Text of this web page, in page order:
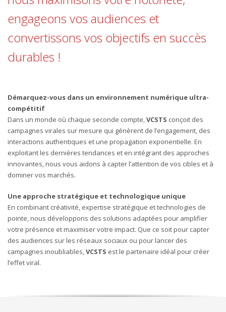
engageons vos audiences et
convertissons vos objectifs en succès
durables !
Démarquez-vous dans un environnement numérique ultra-
compétitif
Dans un monde où chaque seconde compte,VCSTS conçoit des
campagnes virales sur mesure qui génèrent de l’engagement, des
interactions authentiques et une propagation exponentielle. En
exploitant les dernières tendances et en intégrant des approches
innovantes, nous vous aidons à capter l’attention de vos cibles et à
dominer vos marchés.
Une approche stratégique et technologique unique
En combinant créativité, expertise stratégique et technologies de
pointe, nous développons des solutions adaptées pour amplifier
votre présence et maximiser votre impact. Que ce soit pour capter
des audiences sur les réseaux sociaux ou pour lancer des
campagnes inoubliables,VCSTS est le partenaire idéal pour créer
l’effet viral.